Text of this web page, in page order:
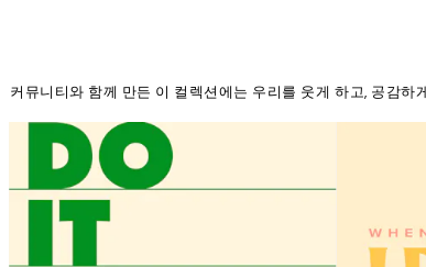
커뮤니티와 함께 만든 이 컬렉션에는 우리를 웃게 하고, 공감